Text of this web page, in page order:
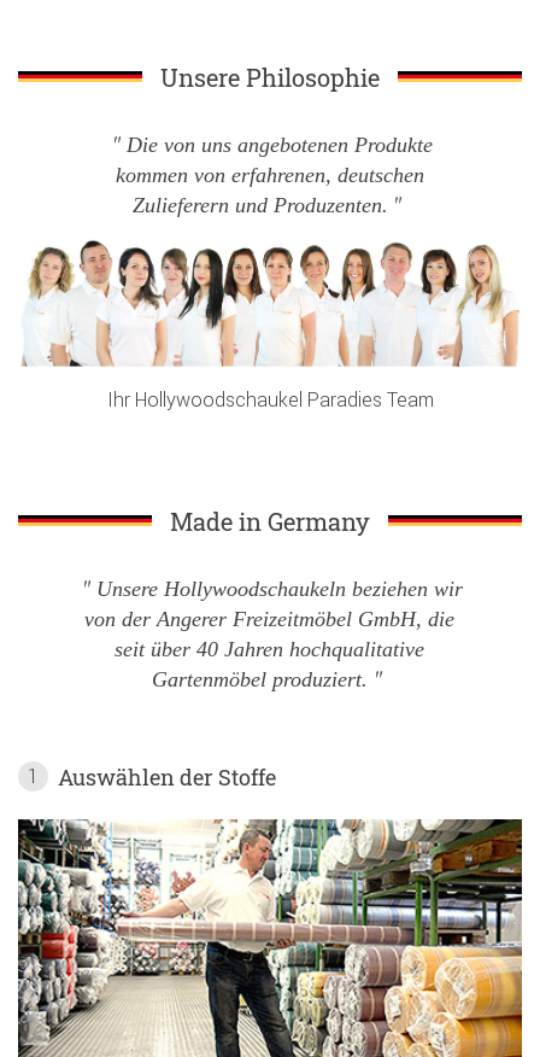
Unsere Philosophie
Die von uns angebotenen Produkte
kommen von erfahrenen, deutschen
Zulieferern und Produzenten.
Ihr Hollywoodschaukel Paradies Team
Made in Germany
Unsere Hollywoodschaukeln beziehen wir
von der Angerer Freizeitmöbel GmbH, die
seit über 40 Jahren hochqualitative
Gartenmöbel produziert.
1 Auswählen der Stoffe